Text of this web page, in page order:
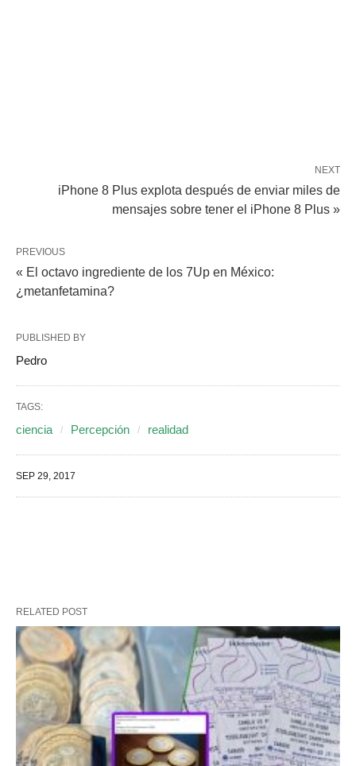
NEXT
iPhone 8 Plus explota después de enviar miles de
mensajes sobre tener el iPhone 8 Plus »
PREVIOUS
« El octavo ingrediente de los 7Up en México:
¿metanfetamina?
PUBLISHED BY
Pedro
TAGS:
ciencia Percepción realidad
SEP 29, 2017
RELATED POST